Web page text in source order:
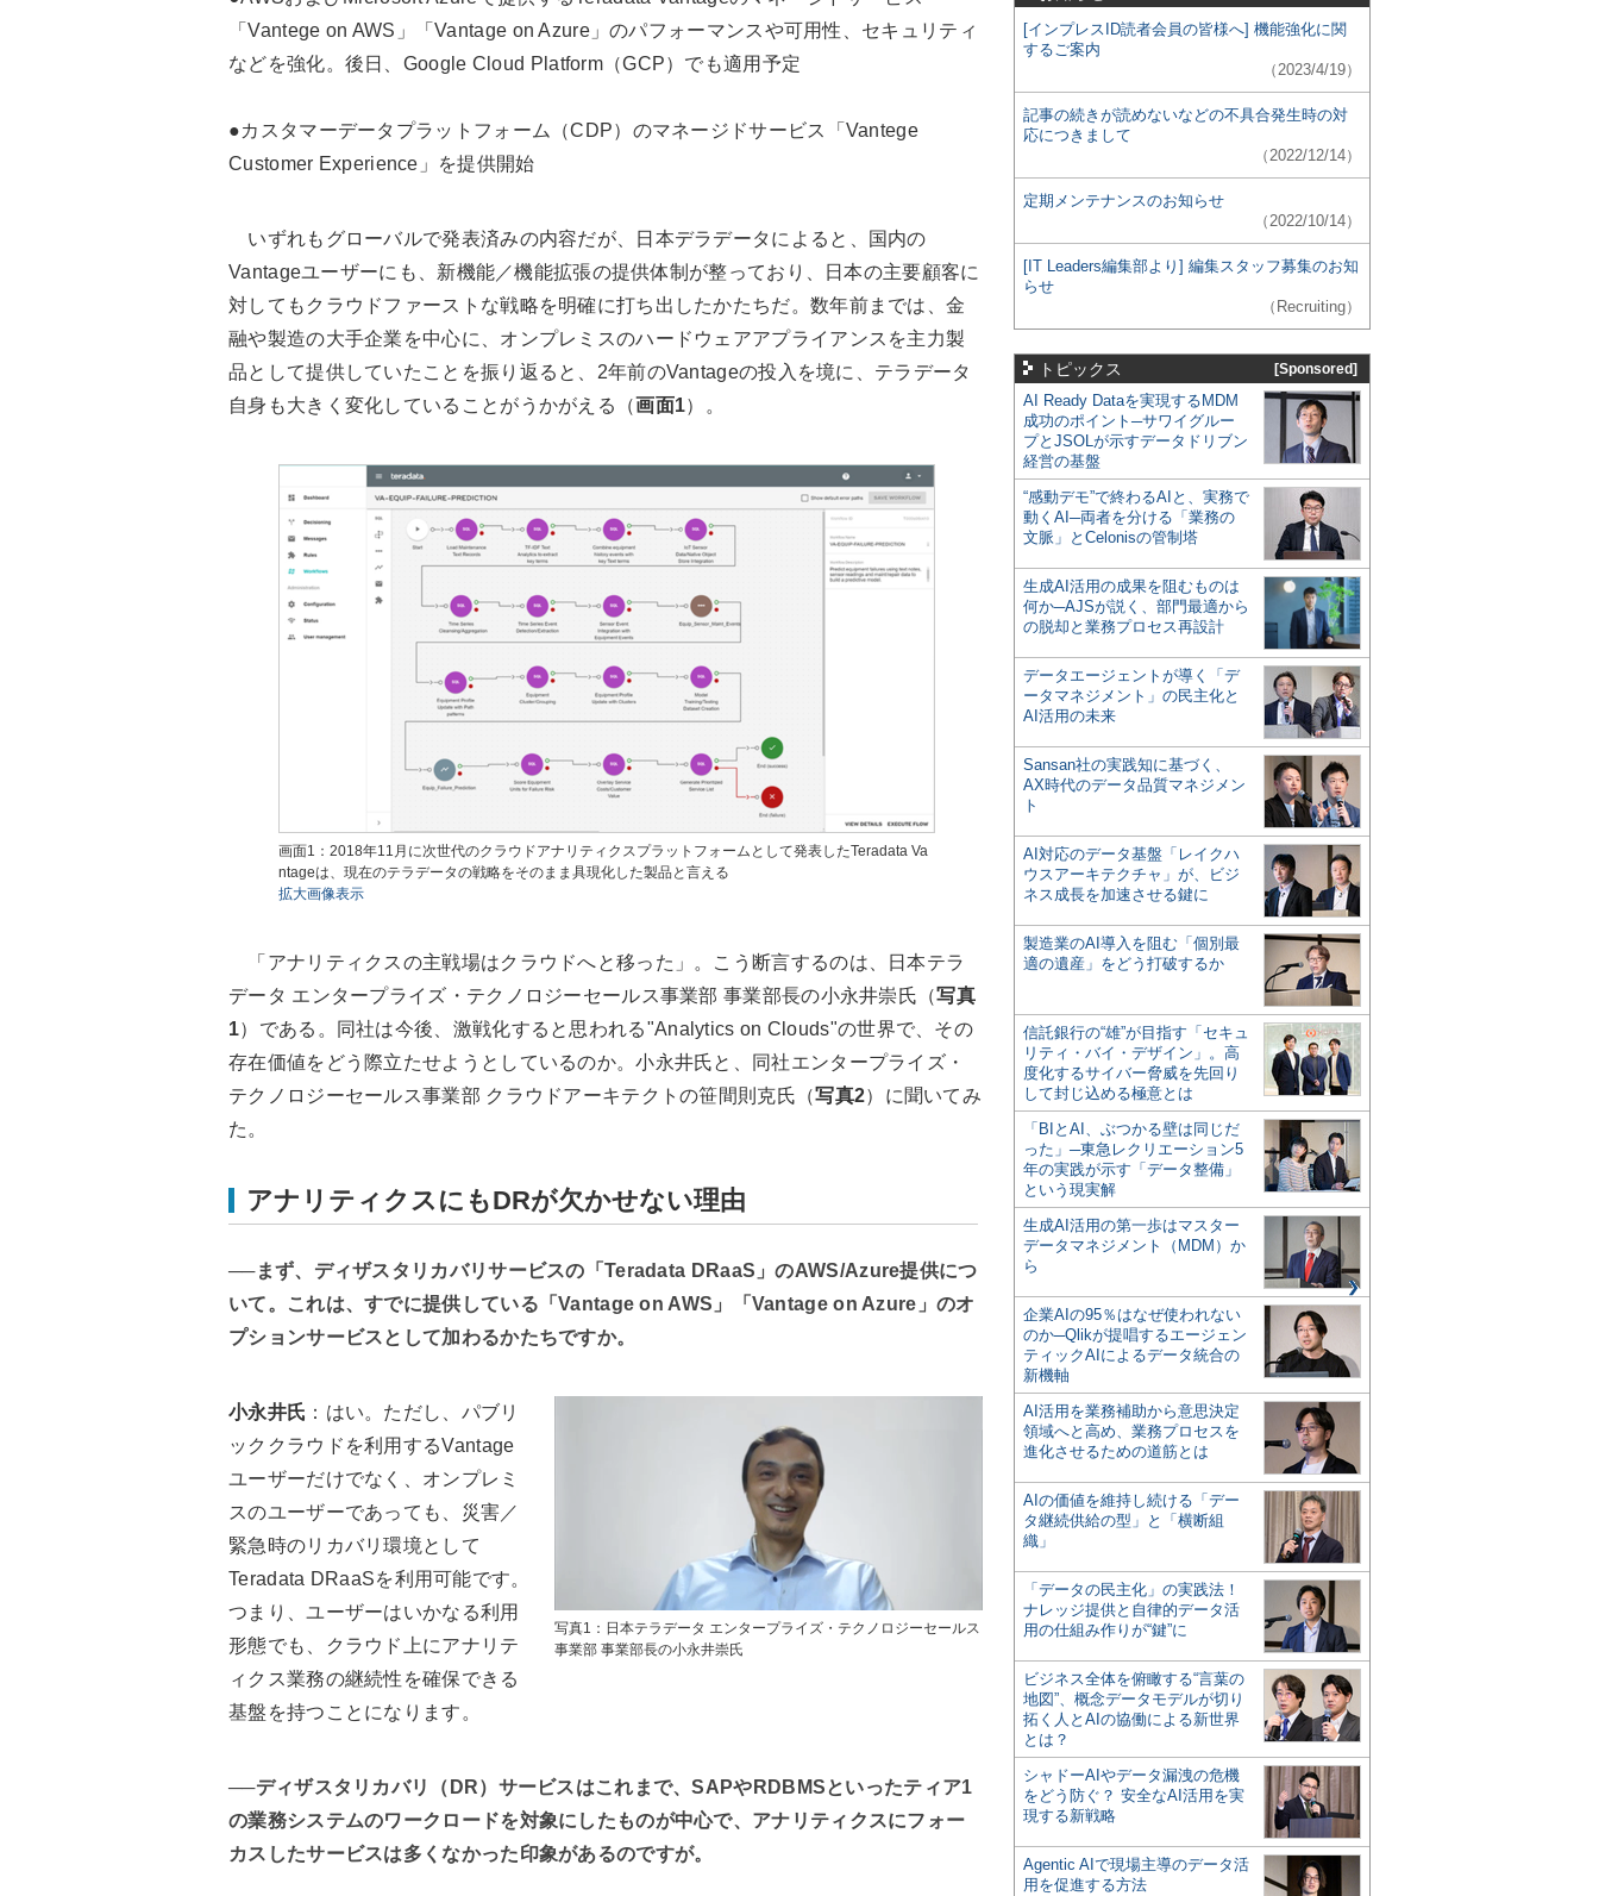
「Vantege on AWS」「Vantage on Azure」のパフォーマンスや可用性、セキュリティ
などを強化。後日、Google Cloud Platform（GCP）でも適用予定
●カスタマーデータプラットフォーム（CDP）のマネージドサービス「Vantege
Customer Experience」を提供開始
いずれもグローバルで発表済みの内容だが、日本デラデータによると、国内の
Vantageユーザーにも、新機能／機能拡張の提供体制が整っており、日本の主要顧客に
対してもクラウドファーストな戦略を明確に打ち出したかたちだ。数年前までは、金
融や製造の大手企業を中心に、オンプレミスのハードウェアアプライアンスを主力製
品として提供していたことを振り返ると、2年前のVantageの投入を境に、テラデータ
自身も大きく変化していることがうかがえる（画面1）。
画面1：2018年11月に次世代のクラウドアナリティクスプラットフォームとして発表したTeradata Va
ntageは、現在のテラデータの戦略をそのまま具現化した製品と言える
拡大画像表示
「アナリティクスの主戦場はクラウドへと移った」。こう断言するのは、日本テラ
データ エンタープライズ・テクノロジーセールス事業部 事業部長の小永井崇氏（写真
1）である。同社は今後、激戦化すると思われる"Analytics on Clouds"の世界で、その
存在価値をどう際立たせようとしているのか。小永井氏と、同社エンタープライズ・
テクノロジーセールス事業部 クラウドアーキテクトの笹間則克氏（写真2）に聞いてみ
た。
アナリティクスにもDRが欠かせない理由
──まず、ディザスタリカバリサービスの「Teradata DRaaS」のAWS/Azure提供につ
いて。これは、すでに提供している「Vantage on AWS」「Vantage on Azure」のオ
プションサービスとして加わるかたちですか。
写真1：日本テラデータ エンタープライズ・テクノロジーセールス
事業部 事業部長の小永井崇氏
小永井氏 ：はい。ただし、パブリ
ッククラウドを利用するVantage
ユーザーだけでなく、オンプレミ
スのユーザーであっても、災害／
緊急時のリカバリ環境として
Teradata DRaaSを利用可能です。
つまり、ユーザーはいかなる利用
形態でも、クラウド上にアナリテ
ィクス業務の継続性を確保できる
基盤を持つことになります。
──ディザスタリカバリ（DR）サービスはこれまで、SAPやRDBMSといったティア1
の業務システムのワークロードを対象にしたものが中心で、アナリティクスにフォー
カスしたサービスは多くなかった印象があるのですが。
[インプレスID読者会員の皆様へ] 機能強化に関
するご案内
（2023/4/19）
記事の続きが読めないなどの不具合発生時の対
応につきまして
（2022/12/14）
定期メンテナンスのお知らせ
（2022/10/14）
[IT Leaders編集部より] 編集スタッフ募集のお知
らせ
（Recruiting）
トピックス [Sponsored]
AI Ready Dataを実現するMDM
成功のポイント─サワイグルー
プとJSOLが示すデータドリブン
経営の基盤
“感動デモ”で終わるAIと、実務で
動くAI─両者を分ける「業務の
文脈」とCelonisの管制塔
生成AI活用の成果を阻むものは
何か─AJSが説く、部門最適から
の脱却と業務プロセス再設計
データエージェントが導く「デ
ータマネジメント」の民主化と
AI活用の未来
Sansan社の実践知に基づく、
AX時代のデータ品質マネジメン
ト
AI対応のデータ基盤「レイクハ
ウスアーキテクチャ」が、ビジ
ネス成長を加速させる鍵に
製造業のAI導入を阻む「個別最
適の遺産」をどう打破するか
信託銀行の“雄”が目指す「セキュ
リティ・バイ・デザイン」。高
度化するサイバー脅威を先回り
して封じ込める極意とは
「BIとAI、ぶつかる壁は同じだ
った」─東急レクリエーション5
年の実践が示す「データ整備」
という現実解
生成AI活用の第一歩はマスター
データマネジメント（MDM）か
ら
企業AIの95％はなぜ使われない
のか─Qlikが提唱するエージェン
ティックAIによるデータ統合の
新機軸
AI活用を業務補助から意思決定
領域へと高め、業務プロセスを
進化させるための道筋とは
AIの価値を維持し続ける「デー
タ継続供給の型」と「横断組
織」
「データの民主化」の実践法！
ナレッジ提供と自律的データ活
用の仕組み作りが“鍵”に
ビジネス全体を俯瞰する“言葉の
地図”、概念データモデルが切り
拓く人とAIの協働による新世界
とは？
シャドーAIやデータ漏洩の危機
をどう防ぐ？ 安全なAI活用を実
現する新戦略
Agentic AIで現場主導のデータ活
用を促進する方法